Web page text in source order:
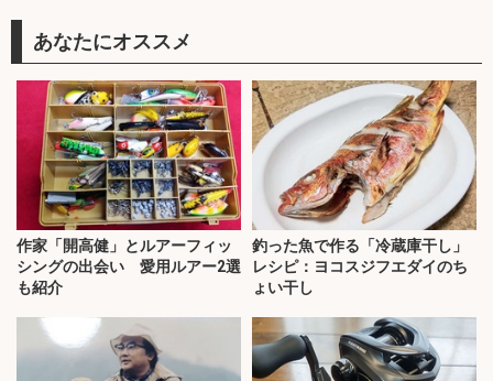
あなたにオススメ
作家「開高健」とルアーフィッ
シングの出会い 愛用ルアー2選
も紹介
釣った魚で作る「冷蔵庫干し」
レシピ：ヨコスジフエダイのち
ょい干し